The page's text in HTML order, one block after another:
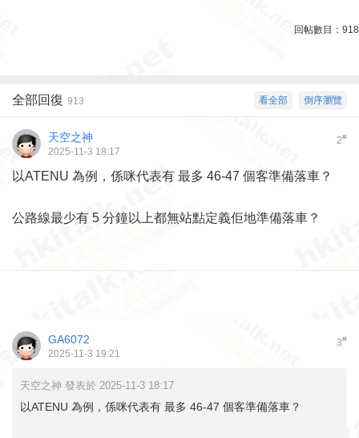
回帖數目： 918
倒序瀏覽
看全部
全部回復 913
2#
天空之神
2025-11-3 18:17
以ATENU 為例，係咪代表有 最多 46-47 個客準備落車？
公路線最少有 5 分鐘以上都無站點定義佢地準備落車？
3#
GA6072
2025-11-3 19:21
天空之神 發表於 2025-11-3 18:17
以ATENU 為例，係咪代表有 最多 46-47 個客準備落車？